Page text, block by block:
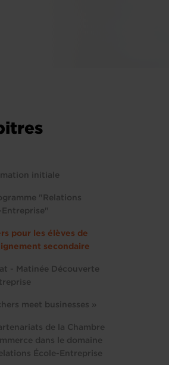
initiale
"Relations
Entreprise"
pour les élèves de
secondaire
- Matinée Découverte
meet businesses »
de la Chambre
dans le domaine
École-Entreprise